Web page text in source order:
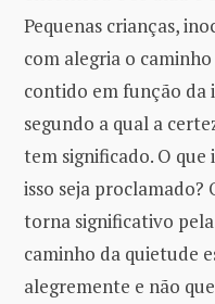
Pequenas crianças,
com alegria o
contido em função da
segundo a qual a
tem significado. O
isso seja proclamado?
torna significativo
caminho da quietude
alegremente e não